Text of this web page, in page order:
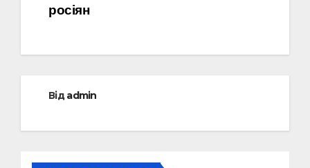
росіян
Відadmin